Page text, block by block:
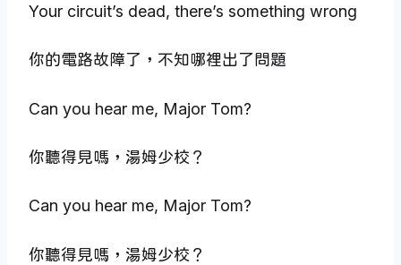
Your circuit’s dead, there’s something wrong
你的電路故障了，不知哪裡出了問題
Can you hear me, Major Tom?
你聽得見嗎，湯姆少校？
Can you hear me, Major Tom?
你聽得見嗎，湯姆少校？